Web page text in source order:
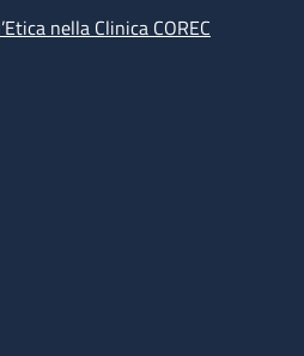
nella Clinica COREC